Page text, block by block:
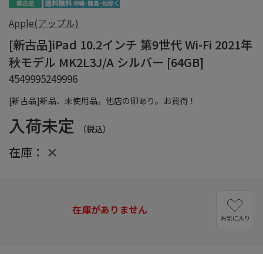
[新古品]新品、未使用品。他店の印あり。お買得！
Apple(アップル)
[新古品]iPad 10.2インチ 第9世代 Wi-Fi 2021年
秋モデル MK2L3J/A シルバー [64GB]
4549995249996
入荷未定 （税込）
在庫： ×
在庫がありません
お気に入り